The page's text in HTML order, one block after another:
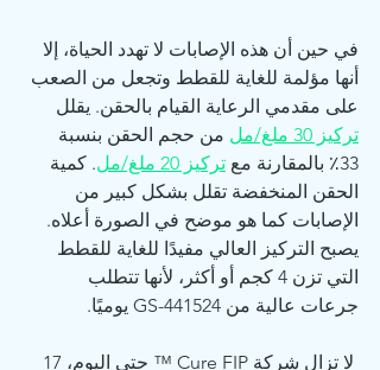
في حين أن هذه الإصابات لا تهدد الحياة، إلا
أنها مؤلمة للغاية للقطط وتجعل من الصعب
على مقدمي الرعاية القيام بالحقن. يقلل
تركيز 30 ملغ/مل
من حجم الحقن بنسبة
33٪ بالمقارنة مع
تركيز 20 ملغ/مل
. كمية
الحقن المنخفضة تقلل بشكل كبير من
الإصابات كما هو موضح في الصورة أعلاه.
يصبح التركيز العالي مفيدًا للغاية للقطط
التي تزن 4 كجم أو أكثر، لأنها تتطلب
جرعات عالية من GS-441524 يوميًا.